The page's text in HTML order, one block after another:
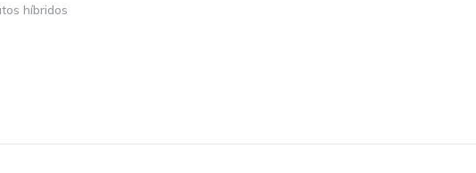
híbridos